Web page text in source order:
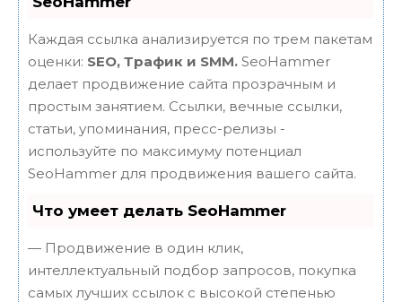
Каждая ссылка анализируется по трем пакетам
оценки: SEO, Трафик и SMM. SeoHammer
делает продвижение сайта прозрачным и
простым занятием. Ссылки, вечные ссылки,
статьи, упоминания, пресс-релизы -
используйте по максимуму потенциал
SeoHammer для продвижения вашего сайта.
Что умеет делать SeoHammer
— Продвижение в один клик,
интеллектуальный подбор запросов, покупка
самых лучших ссылок с высокой степенью